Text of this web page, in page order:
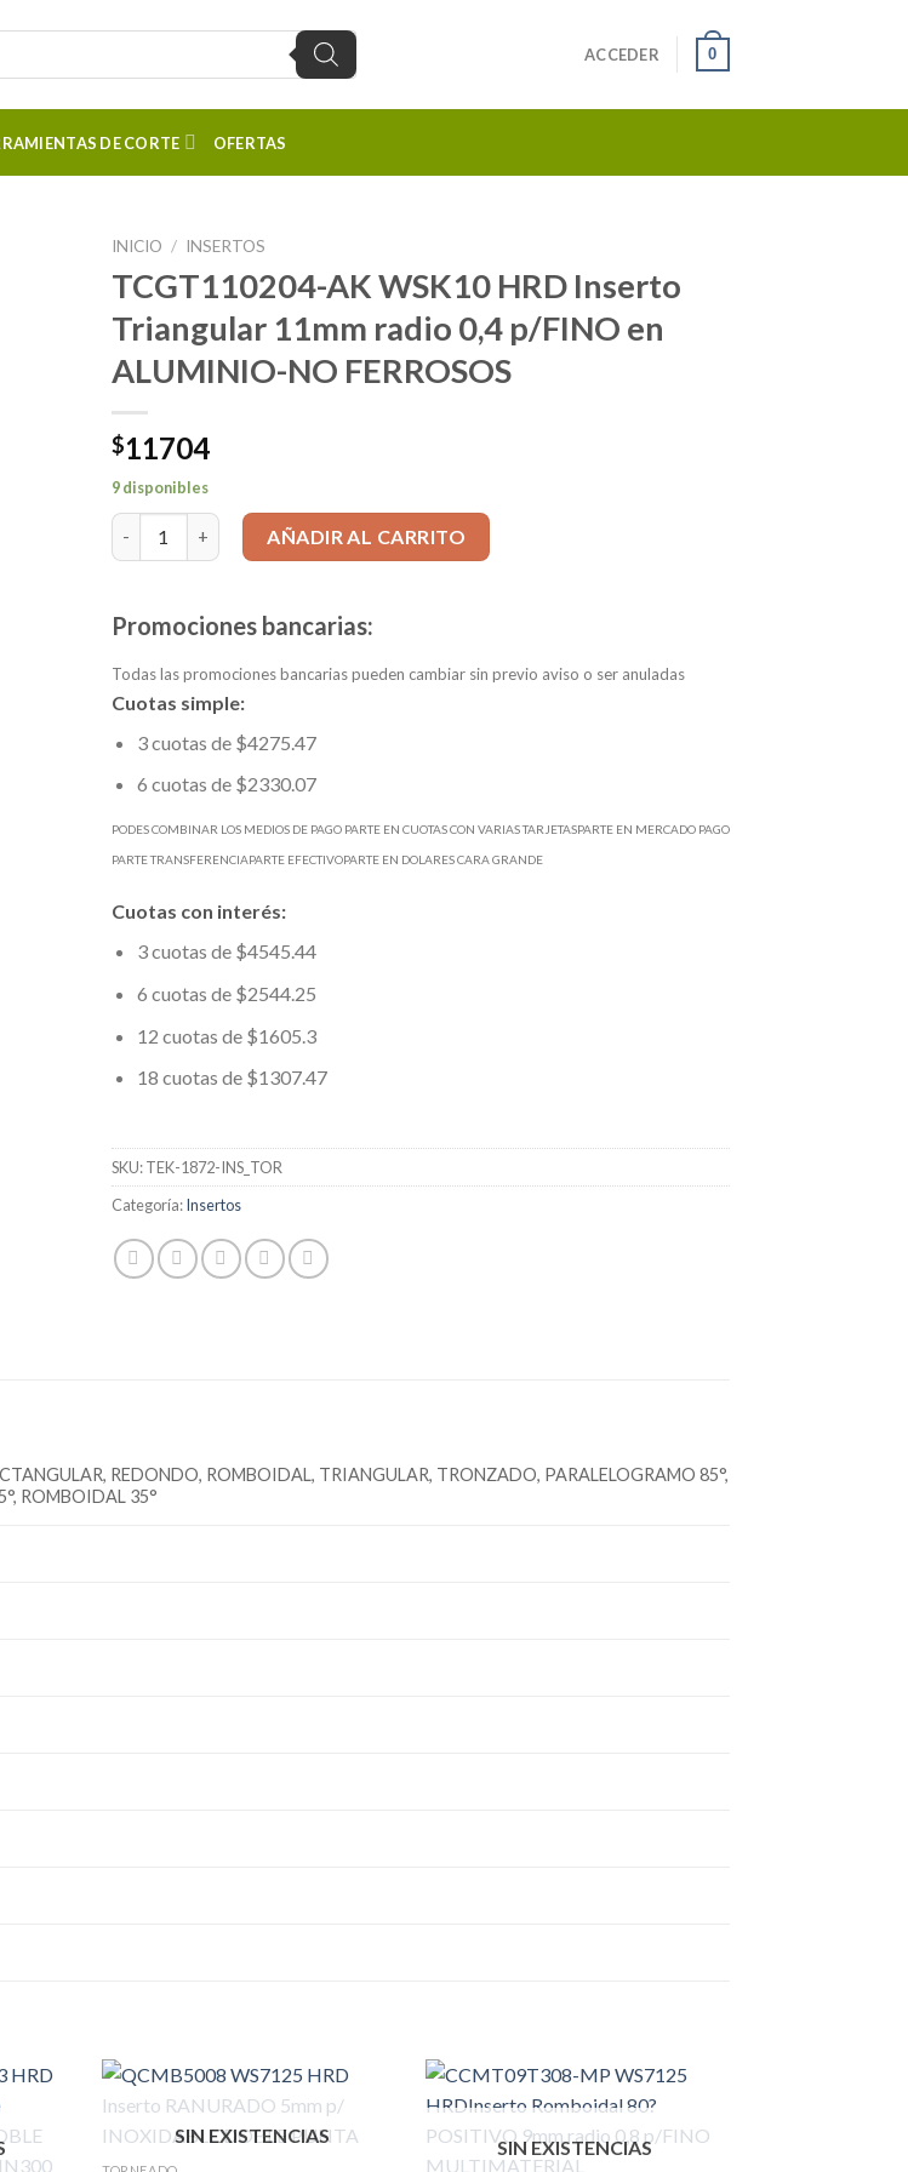
ACCEDER 0
DE CORTE OFERTAS
INICIO / INSERTOS
TCGT110204-AK WSK10 HRD Inserto
Triangular 11mm radio 0,4 p/FINO en
ALUMINIO-NO FERROSOS
$11704
9 disponibles
TCGT110204-AK WSK10 HRD Inserto Triangular 11mm radio 0,4 p/FINO en ALUMINIO-NO
AÑADIR AL CARRITO
Promociones bancarias:
Todas las promociones bancarias pueden cambiar sin previo aviso o ser anuladas
Cuotas simple:
3 cuotas de $4275.47
6 cuotas de $2330.07
PODES COMBINAR LOS MEDIOS DE PAGO PARTE EN CUOTAS CON VARIAS TARJETASPARTE EN MERCADO PAGO
PARTE TRANSFERENCIAPARTE EFECTIVOPARTE EN DOLARES CARA GRANDE
Cuotas con interés:
3 cuotas de $4545.44
6 cuotas de $2544.25
12 cuotas de $1605.3
18 cuotas de $1307.47
SKU:TEK-1872-INS_TOR
Categoría:Insertos
REDONDO, ROMBOIDAL, TRIANGULAR, TRONZADO, PARALELOGRAMO 85°,
ROMBOIDAL 35°
SIN EXISTENCIAS
SIN EXISTENCIAS